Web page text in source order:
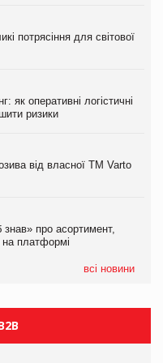
потрясіння для світової
як оперативні логістичні
ризики
від власної ТМ Varto
про асортимент,
на платформі
всі новини
від власної ТМ Varto
про асортимент,
з’явилися паучі
мережу магазинів
потрясіння для світової
півріччі